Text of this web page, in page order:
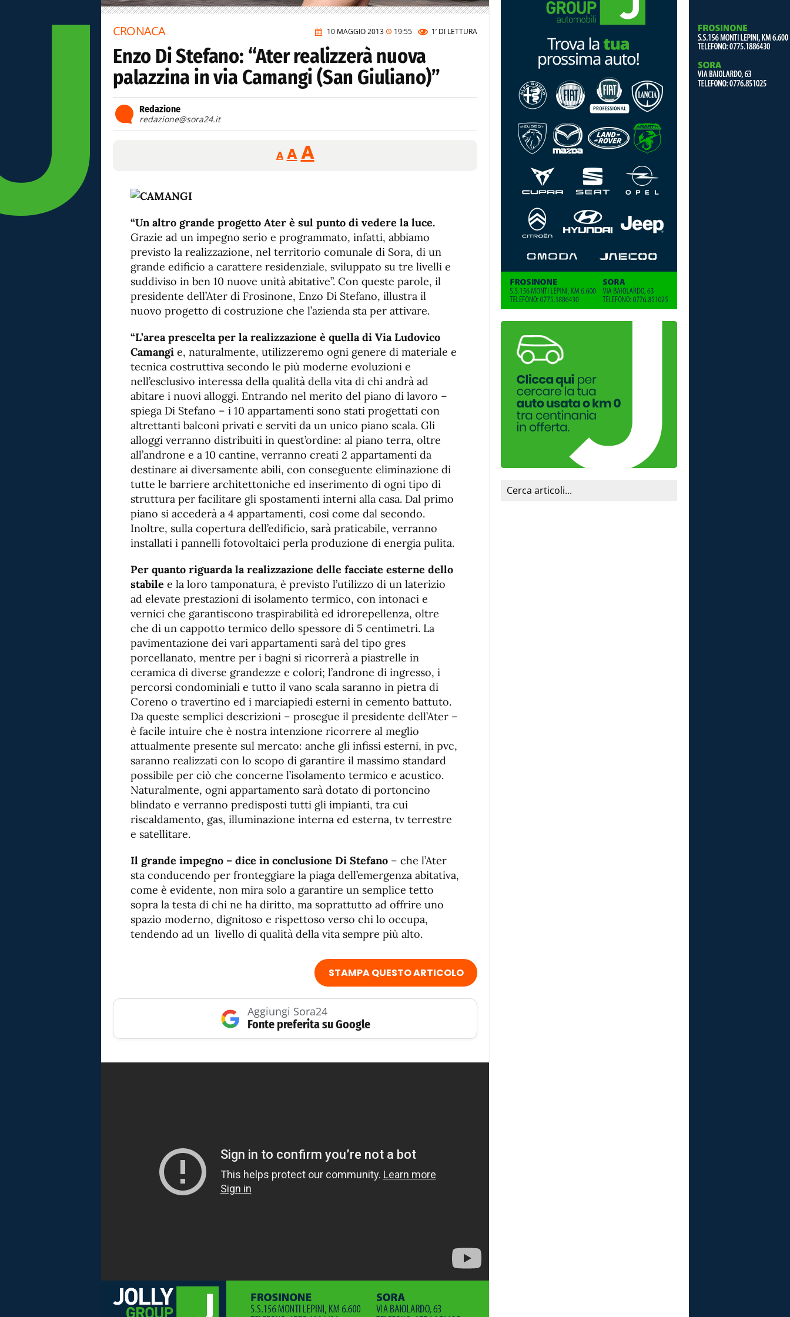
10 MAGGIO 2013 19:55 1’ DI LETTURA
CRONACA
Enzo Di Stefano: “Ater realizzerà nuova
palazzina in via Camangi (San Giuliano)”
Redazione
redazione@sora24.it
A
Reducir
tamaño
A Restablecer
tamaño
AAumentar
fuente.
“Un altro grande progetto Ater è sul punto di vedere la luce.
Grazie ad un impegno serio e programmato, infatti, abbiamo
previsto la realizzazione, nel territorio comunale di Sora, di un
grande edificio a carattere residenziale, sviluppato su tre livelli e
suddiviso in ben 10 nuove unità abitative”. Con queste parole, il
presidente dell’Ater di Frosinone, Enzo Di Stefano, illustra il
nuovo progetto di costruzione che l’azienda sta per attivare.
“L’area prescelta per la realizzazione è quella di Via Ludovico
Camangi e, naturalmente, utilizzeremo ogni genere di materiale e
tecnica costruttiva secondo le più moderne evoluzioni e
nell’esclusivo interessa della qualità della vita di chi andrà ad
abitare i nuovi alloggi. Entrando nel merito del piano di lavoro –
spiega Di Stefano – i 10 appartamenti sono stati progettati con
altrettanti balconi privati e serviti da un unico piano scala. Gli
alloggi verranno distribuiti in quest’ordine: al piano terra, oltre
all’androne e a 10 cantine, verranno creati 2 appartamenti da
destinare ai diversamente abili, con conseguente eliminazione di
tutte le barriere architettoniche ed inserimento di ogni tipo di
struttura per facilitare gli spostamenti interni alla casa. Dal primo
piano si accederà a 4 appartamenti, così come dal secondo.
Inoltre, sulla copertura dell’edificio, sarà praticabile, verranno
installati i pannelli fotovoltaici perla produzione di energia pulita.
Per quanto riguarda la realizzazione delle facciate esterne dello
stabile e la loro tamponatura, è previsto l’utilizzo di un laterizio
ad elevate prestazioni di isolamento termico, con intonaci e
vernici che garantiscono traspirabilità ed idrorepellenza, oltre
che di un cappotto termico dello spessore di 5 centimetri. La
pavimentazione dei vari appartamenti sarà del tipo gres
porcellanato, mentre per i bagni si ricorrerà a piastrelle in
ceramica di diverse grandezze e colori; l’androne di ingresso, i
percorsi condominiali e tutto il vano scala saranno in pietra di
Coreno o travertino ed i marciapiedi esterni in cemento battuto.
Da queste semplici descrizioni – prosegue il presidente dell’Ater –
è facile intuire che è nostra intenzione ricorrere al meglio
attualmente presente sul mercato: anche gli infissi esterni, in pvc,
saranno realizzati con lo scopo di garantire il massimo standard
possibile per ciò che concerne l’isolamento termico e acustico.
Naturalmente, ogni appartamento sarà dotato di portoncino
blindato e verranno predisposti tutti gli impianti, tra cui
riscaldamento, gas, illuminazione interna ed esterna, tv terrestre
e satellitare.
Il grande impegno – dice in conclusione Di Stefano – che l’Ater
sta conducendo per fronteggiare la piaga dell’emergenza abitativa,
come è evidente, non mira solo a garantire un semplice tetto
sopra la testa di chi ne ha diritto, ma soprattutto ad offrire uno
spazio moderno, dignitoso e rispettoso verso chi lo occupa,
tendendo ad un livello di qualità della vita sempre più alto.
STAMPA QUESTO ARTICOLO
Aggiungi Sora24
Fonte preferita su Google